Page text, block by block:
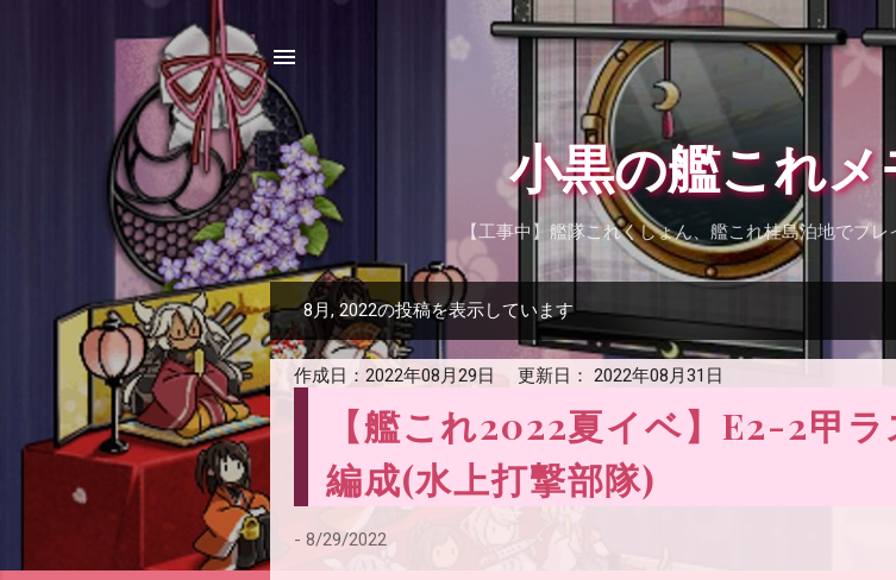
スキップしてメイン コンテン
小黒の艦これ
【工事中】艦隊これくしょん、艦これ桂島泊地でプレ
投
稿
8月, 2022の投稿を表示しています
作成日： 2022年08月29日 更新日： 2022年08月31日
【艦これ2022夏イベ】E2-2甲
編成(水上打撃部隊)
- 8/29/2022